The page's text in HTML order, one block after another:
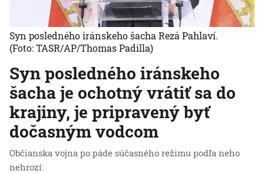
Syn posledného iránskeho
šacha je ochotný vrátiť sa do
krajiny, je pripravený byť
dočasným vodcom
Občianska vojna po páde súčasného režimu podľa neho
nehrozí.
Syn posledného iránskeho šacha Rezá Pahlaví.
(Foto: TASR/AP/Thomas Padilla)